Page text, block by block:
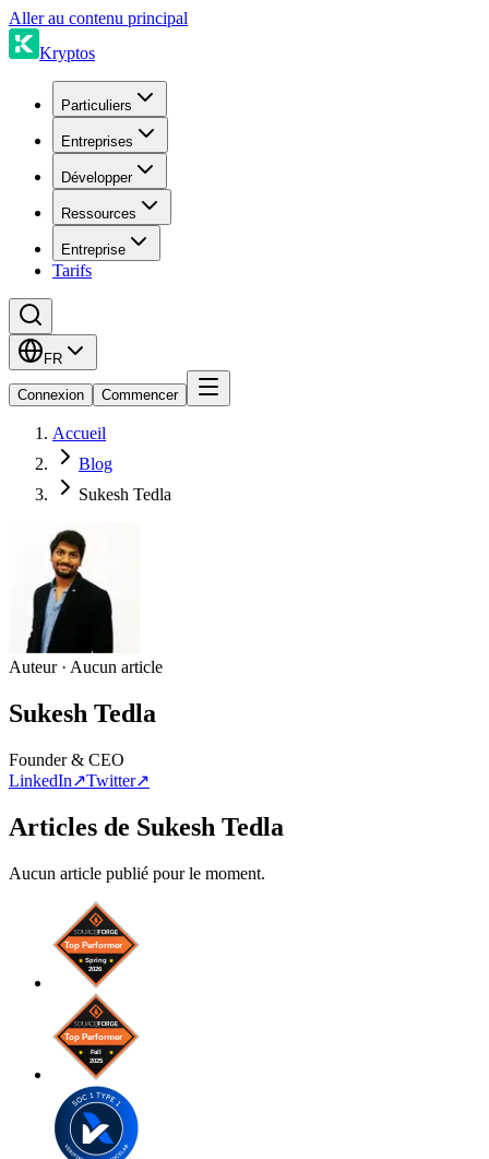
Aller au contenu principal
Kryptos
Particuliers
Entreprises
Développer
Ressources
Entreprise
Tarifs
FR
Connexion Commencer
Accueil
Blog
Sukesh Tedla
Auteur · Aucun article
Sukesh Tedla
Founder & CEO
LinkedIn↗Twitter↗
Articles de Sukesh Tedla
Aucun article publié pour le moment.